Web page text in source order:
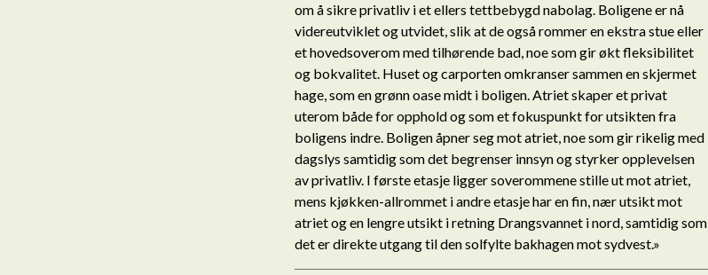
om å sikre privatliv i et ellers tettbebygd nabolag. Boligene er nå
videreutviklet og utvidet, slik at de også rommer en ekstra stue eller
et hovedsoverom med tilhørende bad, noe som gir økt fleksibilitet
og bokvalitet. Huset og carporten omkranser sammen en skjermet
hage, som en grønn oase midt i boligen. Atriet skaper et privat
uterom både for opphold og som et fokuspunkt for utsikten fra
boligens indre. Boligen åpner seg mot atriet, noe som gir rikelig med
dagslys samtidig som det begrenser innsyn og styrker opplevelsen
av privatliv. I første etasje ligger soverommene stille ut mot atriet,
mens kjøkken-allrommet i andre etasje har en fin, nær utsikt mot
atriet og en lengre utsikt i retning Drangsvannet i nord, samtidig som
det er direkte utgang til den solfylte bakhagen mot sydvest.»